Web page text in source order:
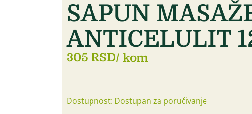
SAPUN
ANTICELULIT
305 RSD/ kom
Dostupnost: Dostupan za poručivanje